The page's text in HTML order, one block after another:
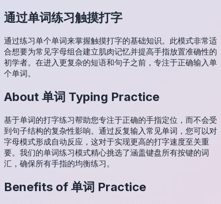
通过单词练习触摸打字
通过练习单个单词来掌握触摸打字的基础知识。此模式非常适
合想要为常见字母组合建立肌肉记忆并提高手指放置准确性的
初学者。在进入更复杂的短语和句子之前，专注于正确输入单
个单词。
About 单词 Typing Practice
基于单词的打字练习帮助您专注于正确的手指定位，而不会受
到句子结构的复杂性影响。通过反复输入常见单词，您可以对
字母模式形成自动反应，这对于实现更高的打字速度至关重
要。我们的单词练习模式精心挑选了涵盖键盘所有按键的词
汇，确保所有手指的均衡练习。
Benefits of 单词 Practice